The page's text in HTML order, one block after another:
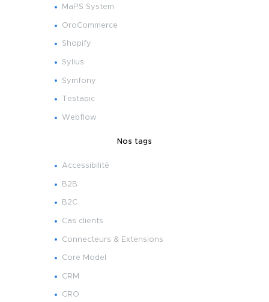
MaPS System
OroCommerce
Shopify
Sylius
Symfony
Testapic
Webflow
Nos tags
Accessibilité
B2B
B2C
Cas clients
Connecteurs & Extensions
Core Model
CRM
CRO